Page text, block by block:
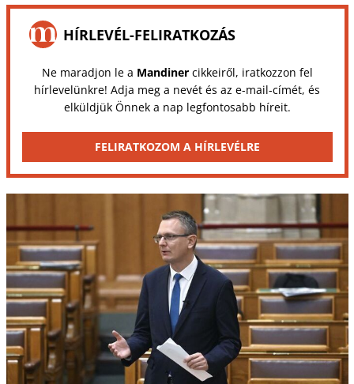
HÍRLEVÉL-FELIRATKOZÁS
Ne maradjon le a Mandinercikkeiről, iratkozzon fel
hírlevelünkre! Adja meg a nevét és az e-mail-címét, és
elküldjük Önnek a nap legfontosabb híreit.
FELIRATKOZOM A HÍRLEVÉLRE